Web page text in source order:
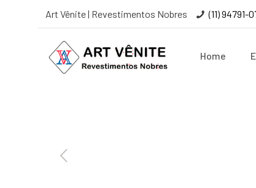
Art Vênite | Revestimentos Nobres (11) 94791-
Home